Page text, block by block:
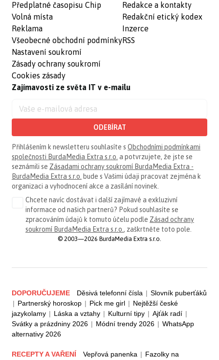
Předplatné časopisu Chip
Volná místa
Reklama
Všeobecné obchodní podmínky
Nastavení soukromí
Zásady ochrany soukromí
Cookies zásady
Redakce a kontakty
Redakční etický kodex
Inzerce
RSS
Zajímavosti ze světa IT v e-mailu
ODEBÍRAT
Přihlášením k newsletteru souhlasíte s Obchodními podmínkami
společnosti BurdaMedia Extra s.r.o. a potvrzujete, že jste se
seznámili se Zásadami ochrany soukromí BurdaMedia Extra -
BurdaMedia Extra s.r.o. bude s Vašimi údaji pracovat zejména k
organizaci a vyhodnocení akce a zasílání novinek.
Chcete navíc dostávat i další zajímavé a exkluzivní
informace od našich partnerů? Pokud souhlasíte se
zpracováním údajů k tomuto účelu podle Zásad ochrany
soukromí BurdaMedia Extra s.r.o., zaškrtněte toto pole.
© 2003—2026 BurdaMedia Extra s.r.o.
DOPORUČUJEME Děsivá telefonní čísla | Slovník puberťáků
| Partnerský horoskop | Pick me girl | Nejtěžší české
jazykolamy | Láska a vztahy | Kulturní tipy | Ajťák radí |
Svátky a prázdniny 2026 | Módní trendy 2026 | WhatsApp
alternativy 2026
RECEPTY A VAŘENÍ Vepřová panenka | Fazolky na